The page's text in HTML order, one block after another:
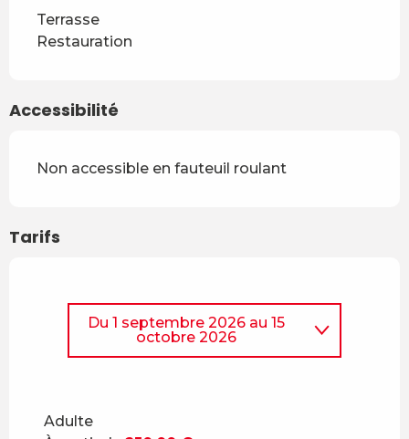
Terrasse
Restauration
Accessibilité
Non accessible en fauteuil roulant
Tarifs
Du 1 septembre 2026 au 15
octobre 2026
Adulte